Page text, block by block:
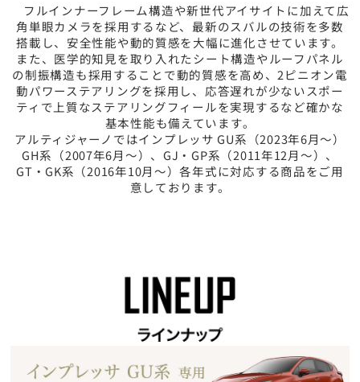
フルインナーフレーム構造や新世代アイサイトに加えて広
角単眼カメラを採用するなど、最新のスバルの技術を多数
搭載し、安全性能や動的質感を大幅に進化させています。
また、医学的知見を取り入れたシート構造やルーフパネル
の制振構造も採用することで動的質感を高め、2ピニオン電
動パワーステアリングを採用し、応答遅れが少ないスポー
ティで上質なステアリングフィールを実現するなど確かな
基本性能も備えています。
アルティジャーノではインプレッサ GU系（2023年6月～）
GH系（2007年6月～）、GJ・GP系（2011年12月～）、
GT・GK系（2016年10月～）各年式に対応する商品をご用
意しております。